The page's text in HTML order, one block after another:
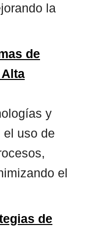
la
de
y
el uso de
el
de